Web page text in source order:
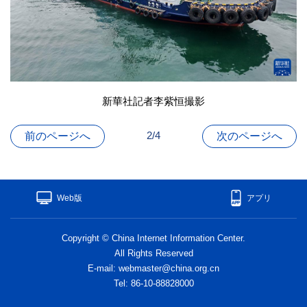
新華社記者李紫恒撮影
前のページへ 2/4 次のページへ
Web版 アプリ
Copyright © China Internet Information Center.
All Rights Reserved
E-mail: webmaster@china.org.cn
Tel: 86-10-88828000